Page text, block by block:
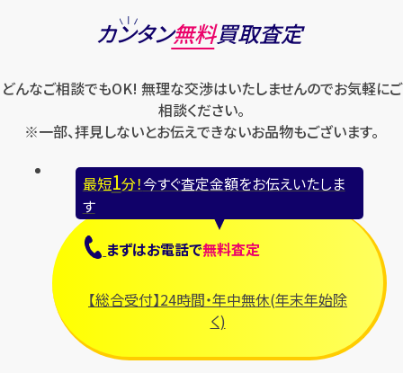
カンタン無料買取査定
どんなご相談でもOK! 無理な交渉はいたしませんのでお気軽にご
相談ください。
※一部、拝見しないとお伝えできないお品物もございます。
最短1分！今すぐ査定金額をお伝えいたしま
す
まずはお電話で無料査定
【総合受付】24時間・年中無休(年末年始除
く)